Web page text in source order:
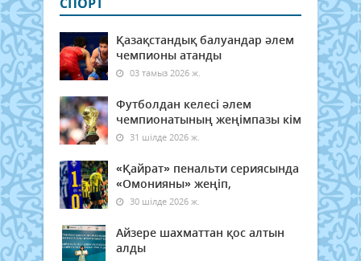
Қазақстандық балуандар әлем
чемпионы атанды
03 тамыз 2026 ж.
Футболдан келесі әлем
чемпионатының жеңімпазы кім
31 шілде 2026 ж.
«Қайрат» пенальти сериясында
«Омонияны» жеңіп,
30 шілде 2026 ж.
Айзере шахматтан қос алтын
алды